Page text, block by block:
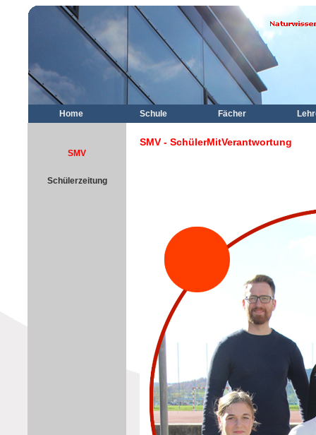
Home Schule Fächer
SMV
Schülerzeitung
SMV - SchülerMitVerantwortung